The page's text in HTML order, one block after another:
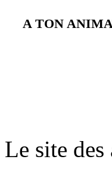
A TON
Le site des